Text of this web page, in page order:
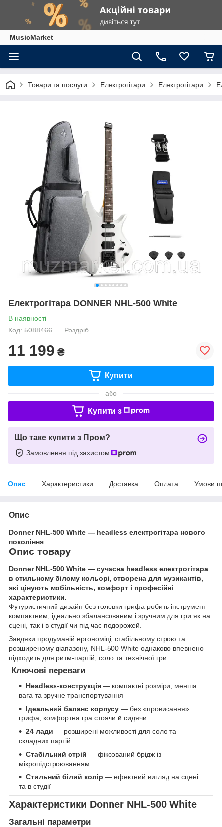
MusicMarket
Товари та послуги Електрогітари Електрогітари
Електрогітара DONNER NHL-500 White
В наявності
Код: 5088466
Роздріб
11 199 ₴
Купити
або
Купити з
Що таке купити з Пром?
Замовлення під захистом
Опис Характеристики Доставка Оплата Умови
Опис
Donner NHL-500 White — headless електрогітара нового
покоління
Опис товару
Donner NHL-500 White — сучасна headless електрогітара
в стильному білому кольорі, створена для музикантів,
які цінують мобільність, комфорт і професійні
характеристики.
Футуристичний дизайн без головки грифа робить інструмент
компактним, ідеально збалансованим і зручним для гри як на
сцені, так і в студії чи під час подорожей.
Завдяки продуманій ергономіці, стабільному строю та
розширеному діапазону, NHL-500 White однаково впевнено
підходить для ритм-партій, соло та технічної гри.
Ключові переваги
Headless-конструкція — компактні розміри, менша
вага та зручне транспортування
Ідеальний баланс корпусу — без «провисання»
грифа, комфортна гра стоячи й сидячи
24 лади — розширені можливості для соло та
складних партій
Стабільний стрій — фіксований брідж із
мікропідстроюванням
Стильний білий колір — ефектний вигляд на сцені
та в студії
Характеристики Donner NHL-500 White
Загальні параметри